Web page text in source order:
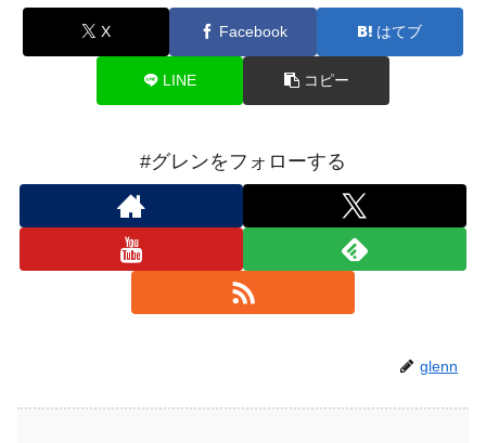
X Facebook はてブ
LINE コピー
#グレンをフォローする
glenn